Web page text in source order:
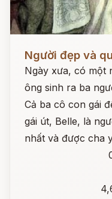
Người đẹp và
Ngày xưa, có một
ông sinh ra ba
Cả ba cô con gái
gái út, Belle, là
nhất và được cha